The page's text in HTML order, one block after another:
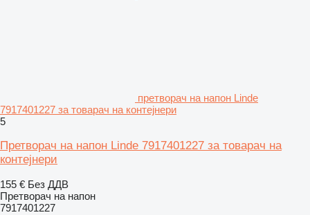
претворач на напон Linde
7917401227 за товарач на контејнери
5
Претворач на напон Linde 7917401227 за товарач на
контејнери
155 € Без ДДВ
Претворач на напон
7917401227